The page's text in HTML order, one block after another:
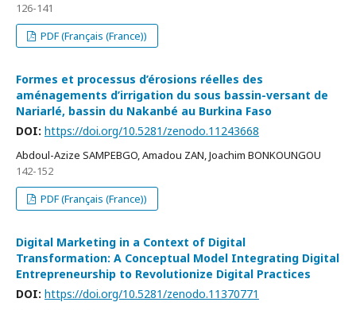
126-141
PDF (Français (France))
Formes et processus d’érosions réelles des
aménagements d’irrigation du sous bassin-versant de
Nariarlé, bassin du Nakanbé au Burkina Faso
DOI: https://doi.org/10.5281/zenodo.11243668
Abdoul-Azize SAMPEBGO, Amadou ZAN, Joachim BONKOUNGOU
142-152
PDF (Français (France))
Digital Marketing in a Context of Digital
Transformation: A Conceptual Model Integrating Digital
Entrepreneurship to Revolutionize Digital Practices
DOI: https://doi.org/10.5281/zenodo.11370771